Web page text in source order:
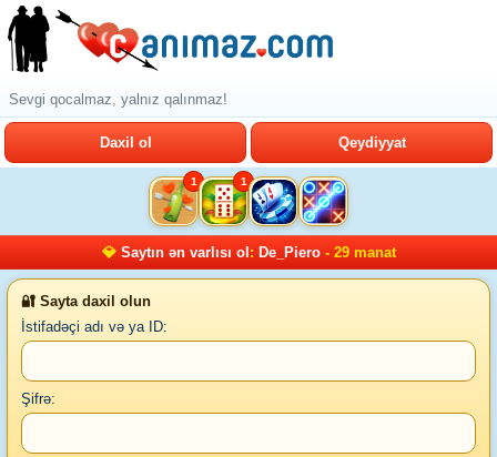
Sevgi qocalmaz, yalnız qalınmaz!
Daxil ol Qeydiyyat
1 1
💎 Saytın ən varlısı ol : De_Piero- 29 manat
🔐 Sayta daxil olun
İstifadəçi adı və ya ID:
Şifrə: